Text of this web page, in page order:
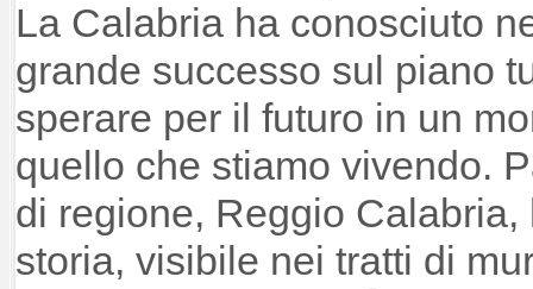
La Calabria ha conosciuto
grande successo sul piano
sperare per il futuro in un
quello che stiamo vivendo.
di regione, Reggio
storia, visibile nei tratti di